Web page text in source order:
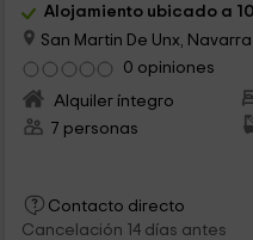
Alojamiento ubicado a
San Martin De Unx, Navarra
0 opiniones
Alquiler íntegro
7 personas
Contacto directo
Cancelación 14 días antes